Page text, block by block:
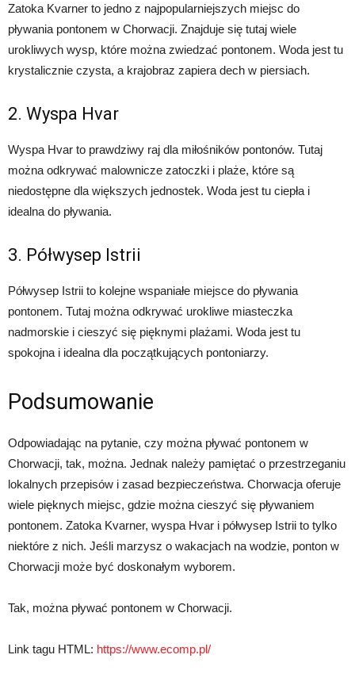
Zatoka Kvarner to jedno z najpopularniejszych miejsc do
pływania pontonem w Chorwacji. Znajduje się tutaj wiele
urokliwych wysp, które można zwiedzać pontonem. Woda jest tu
krystalicznie czysta, a krajobraz zapiera dech w piersiach.
2. Wyspa Hvar
Wyspa Hvar to prawdziwy raj dla miłośników pontonów. Tutaj
można odkrywać malownicze zatoczki i plaże, które są
niedostępne dla większych jednostek. Woda jest tu ciepła i
idealna do pływania.
3. Półwysep Istrii
Półwysep Istrii to kolejne wspaniałe miejsce do pływania
pontonem. Tutaj można odkrywać urokliwe miasteczka
nadmorskie i cieszyć się pięknymi plażami. Woda jest tu
spokojna i idealna dla początkujących pontoniarzy.
Podsumowanie
Odpowiadając na pytanie, czy można pływać pontonem w
Chorwacji, tak, można. Jednak należy pamiętać o przestrzeganiu
lokalnych przepisów i zasad bezpieczeństwa. Chorwacja oferuje
wiele pięknych miejsc, gdzie można cieszyć się pływaniem
pontonem. Zatoka Kvarner, wyspa Hvar i półwysep Istrii to tylko
niektóre z nich. Jeśli marzysz o wakacjach na wodzie, ponton w
Chorwacji może być doskonałym wyborem.
Tak, można pływać pontonem w Chorwacji.
Link tagu HTML: https://www.ecomp.pl/